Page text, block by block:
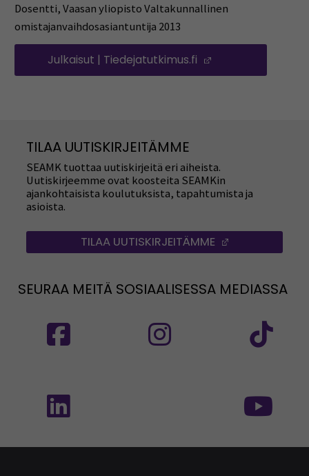
Dosentti, Vaasan yliopisto Valtakunnallinen
omistajanvaihdosasiantuntija 2013
Julkaisut | Tiedejatutkimus.fi
TILAA UUTISKIRJEITÄMME
SEAMK tuottaa uutiskirjeitä eri aiheista.
Uutiskirjeemme ovat koosteita SEAMKin
ajankohtaisista koulutuksista, tapahtumista ja
asioista.
TILAA UUTISKIRJEITÄMME
SEURAA MEITÄ SOSIAALISESSA MEDIASSA